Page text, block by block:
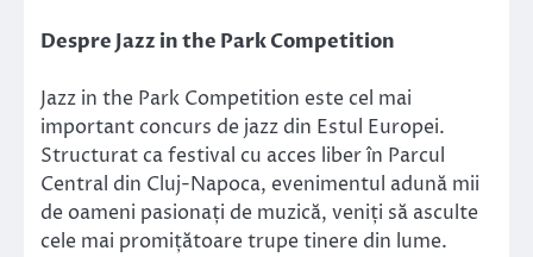
Despre Jazz in the Park Competition
Jazz in the Park Competition este cel mai
important concurs de jazz din Estul Europei.
Structurat ca festival cu acces liber în Parcul
Central din Cluj-Napoca, evenimentul adună mii
de oameni pasionați de muzică, veniți să asculte
cele mai promițătoare trupe tinere din lume.